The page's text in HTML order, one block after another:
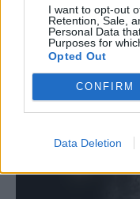
I want to opt-out
Retention, Sale,
Personal Data
Purposes for
Opted Out
CONFIRM
Data Deletion